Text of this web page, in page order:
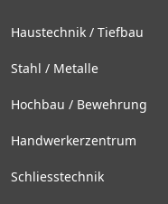
Haustechnik / Tiefbau
Stahl / Metalle
Hochbau / Bewehrung
Handwerkerzentrum
Schliesstechnik